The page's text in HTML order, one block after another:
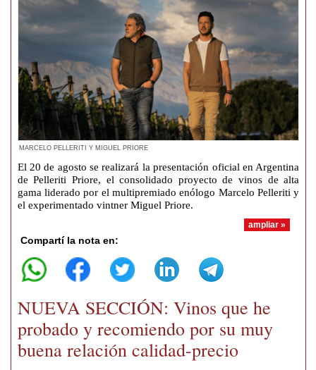
MARCELO PELLERITI Y MIGUEL PRIORE
El 20 de agosto se realizará la presentación oficial en Argentina
de Pelleriti Priore, el consolidado proyecto de vinos de alta
gama liderado por el multipremiado enólogo Marcelo Pelleriti y
el experimentado vintner Miguel Priore.
ampliar »
Compartí la nota en:
NUEVA SECCIÓN: Vinos que he
probado y recomiendo por su muy
buena relación calidad-precio